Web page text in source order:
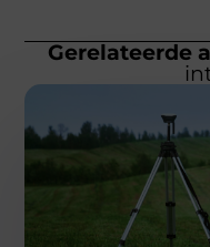
Gerelateerde